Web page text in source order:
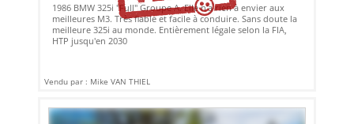
1986 BMW 325i "Full" Groupe A. Elle n'a rien à envier aux
meilleures M3. Très fiable et facile à conduire. Sans doute la
meilleure 325i au monde. Entièrement légale selon la FIA,
HTP jusqu'en 2030
Vendu par : Mike VAN THIEL